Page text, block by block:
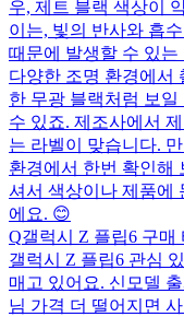
우, 제트 블랙 색상이
이는, 빛의 반사와 흡
때문에 발생할 수 있
다양한 조명 환경에서
한 무광 블랙처럼 보
수 있죠. 제조사에서
는 라벨이 맞습니다.
환경에서 한번 확인해
셔서 색상이나 제품에
에요. 😊
Q갤럭시 Z 플립6 구매
갤럭시 Z 플립6 관심
매고 있어요. 신모델
님 가격 더 떨어지면